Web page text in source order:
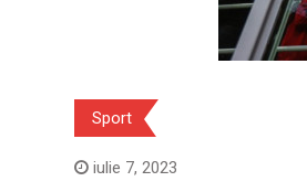
Sport
iulie 7, 2023